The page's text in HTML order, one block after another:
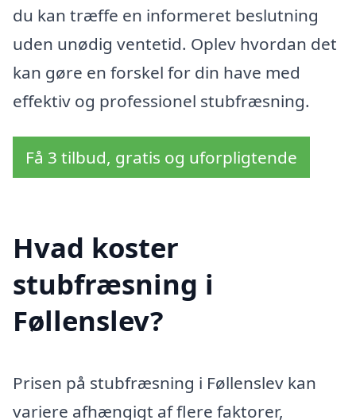
du kan træffe en informeret beslutning
uden unødig ventetid. Oplev hvordan det
kan gøre en forskel for din have med
effektiv og professionel stubfræsning.
Få 3 tilbud, gratis og uforpligtende
Hvad koster
stubfræsning i
Føllenslev?
Prisen på stubfræsning i Føllenslev kan
variere afhængigt af flere faktorer,